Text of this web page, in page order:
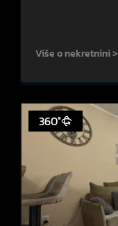
Više o nekretnini >
360°